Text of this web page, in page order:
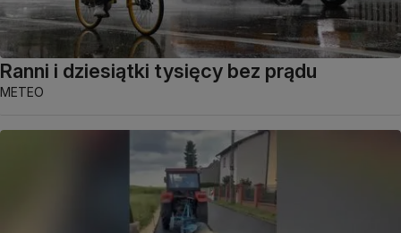
Ranni i dziesiątki tysięcy bez prądu
METEO